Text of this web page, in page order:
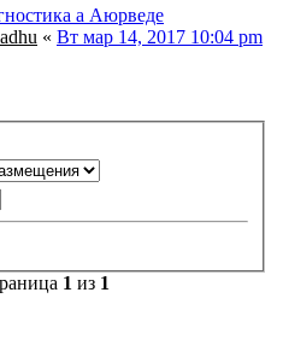
а Аюрведе
« Вт мар 14, 2017 10:04 pm
1 из 1